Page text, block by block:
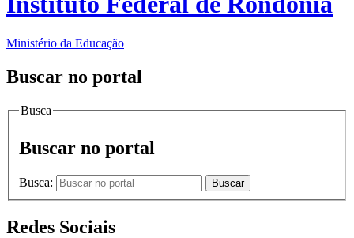
Ministério da Educação
Buscar no portal
Busca
Buscar no portal
Busca: Buscar
Redes Sociais